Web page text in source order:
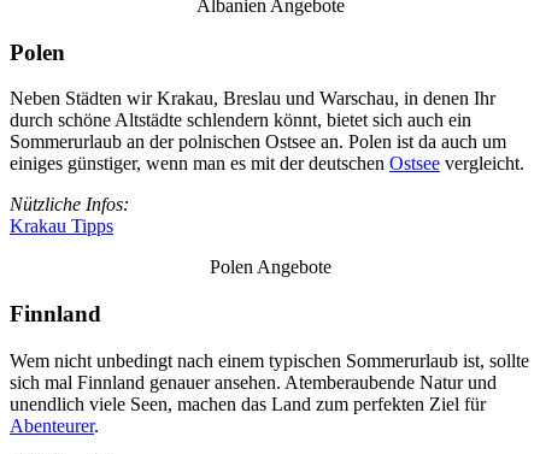
Albanien Angebote
Polen
Neben Städten wir Krakau, Breslau und Warschau, in denen Ihr
durch schöne Altstädte schlendern könnt, bietet sich auch ein
Sommerurlaub an der polnischen Ostsee an. Polen ist da auch um
einiges günstiger, wenn man es mit der deutschen Ostsee vergleicht.
Nützliche Infos:
Krakau Tipps
Polen Angebote
Finnland
Wem nicht unbedingt nach einem typischen Sommerurlaub ist, sollte
sich mal Finnland genauer ansehen. Atemberaubende Natur und
unendlich viele Seen, machen das Land zum perfekten Ziel für
Abenteurer.